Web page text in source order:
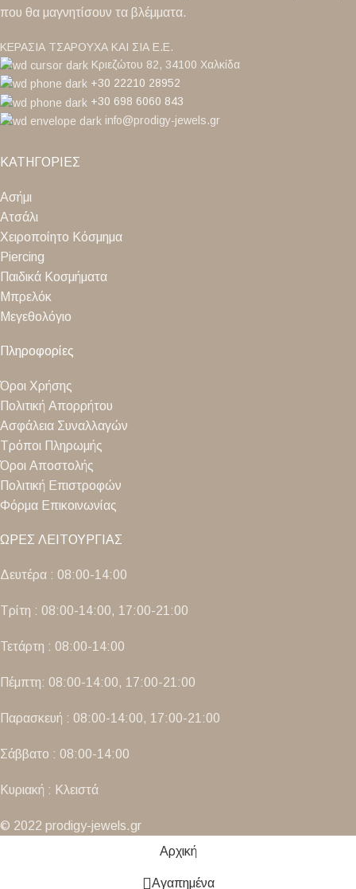
που θα μαγνητίσουν τα βλέμματα.
ΚΕΡΑΣΙΑ ΤΣΑΡΟΥΧΑ ΚΑΙ ΣΙΑ Ε.Ε.
Κριεζώτου 82, 34100 Χαλκίδα
+30 22210 28952
+30 698 6060 843
info@prodigy-jewels.gr
ΚΑΤΗΓΟΡΙΕΣ
Ασήμι
Ατσάλι
Χειροποίητο Κόσμημα
Piercing
Παιδικά Κοσμήματα
Μπρελόκ
Μεγεθολόγιο
Πληροφορίες
Όροι Χρήσης
Πολιτική Απορρήτου
Ασφάλεια Συναλλαγών
Τρόποι Πληρωμής
Όροι Αποστολής
Πολιτική Επιστροφών
Φόρμα Επικοινωνίας
ΩΡΕΣ ΛΕΙΤΟΥΡΓΙΑΣ
Δευτέρα : 08:00-14:00
Τρίτη : 08:00-14:00, 17:00-21:00
Τετάρτη : 08:00-14:00
Πέμπτη: 08:00-14:00, 17:00-21:00
Παρασκευή : 08:00-14:00, 17:00-21:00
Σάββατο : 08:00-14:00
Κυριακή : Κλειστά
© 2022 prodigy-jewels.gr
Αρχική
Αγαπημένα